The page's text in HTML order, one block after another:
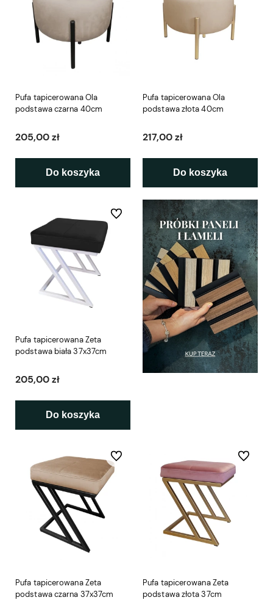
Pufa tapicerowana Ola
podstawa czarna 40cm
205,00 zł
Do koszyka
Pufa tapicerowana Ola
podstawa złota 40cm
217,00 zł
Do koszyka
Pufa tapicerowana Zeta
podstawa biała 37x37cm
205,00 zł
Do koszyka
Do ulubionych
Pufa tapicerowana Zeta
podstawa czarna 37x37cm
Do ulubionych
Pufa tapicerowana Zeta
podstawa złota 37cm
Do